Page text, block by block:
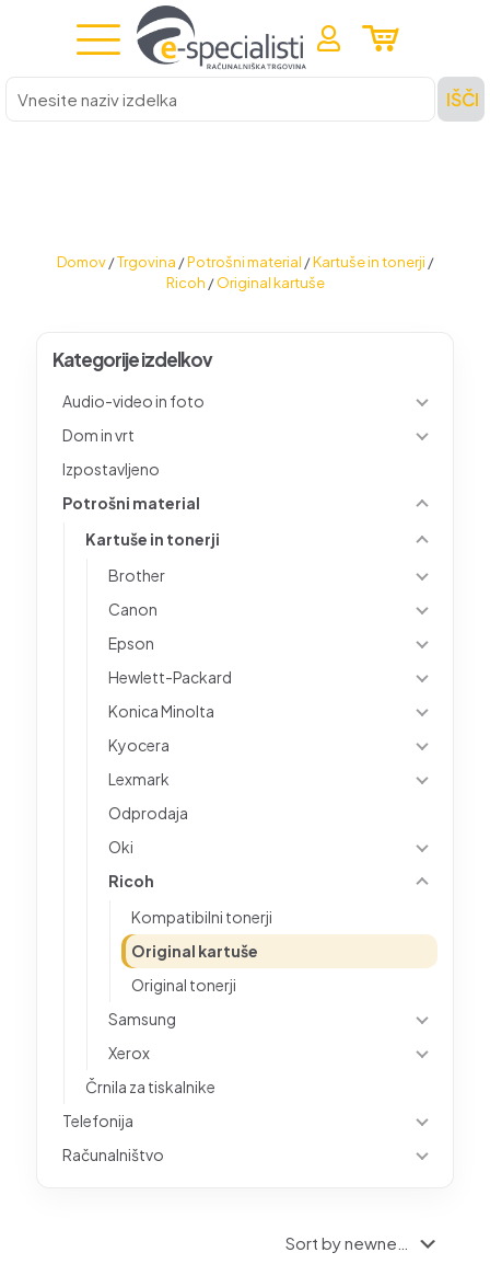
Vnesite
naziv
izdelka
IŠČI
Domov /Trgovina /Potrošni material /Kartuše in tonerji /
Ricoh / Original kartuše
Kategorije izdelkov
Audio-video in foto
Dom in vrt
Izpostavljeno
Potrošni material
Kartuše in tonerji
Brother
Canon
Epson
Hewlett-Packard
Konica Minolta
Kyocera
Lexmark
Odprodaja
Oki
Ricoh
Kompatibilni tonerji
Original kartuše
Original tonerji
Samsung
Xerox
Črnila za tiskalnike
Telefonija
Računalništvo